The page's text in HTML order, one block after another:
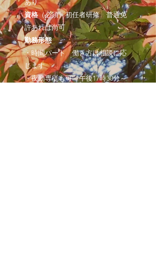
あり
資格（必須）初任者研修 普通免
許あれば尚可
勤務形態
・時間パート 働き方は相談に応
じます
・夜勤専従も可 午後17時30分～